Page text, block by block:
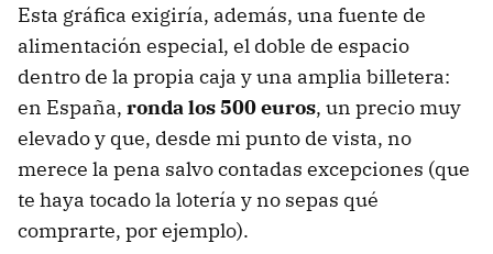
Esta gráfica exigiría, además, una fuente de
alimentación especial, el doble de espacio
dentro de la propia caja y una amplia billetera:
en España, ronda los 500 euros, un precio muy
elevado y que, desde mi punto de vista, no
merece la pena salvo contadas excepciones (que
te haya tocado la lotería y no sepas qué
comprarte, por ejemplo).